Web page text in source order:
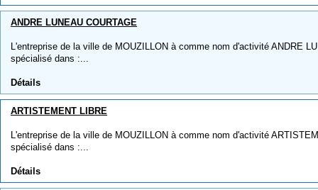
ANDRE LUNEAU COURTAGE
L'entreprise de la ville de MOUZILLON à comme nom d'activité ANDRE
spécialisé dans :...
Détails
ARTISTEMENT LIBRE
L'entreprise de la ville de MOUZILLON à comme nom d'activité
spécialisé dans :...
Détails